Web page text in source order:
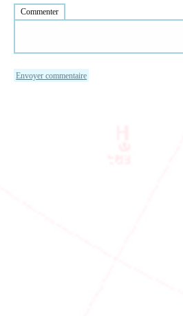
Commenter